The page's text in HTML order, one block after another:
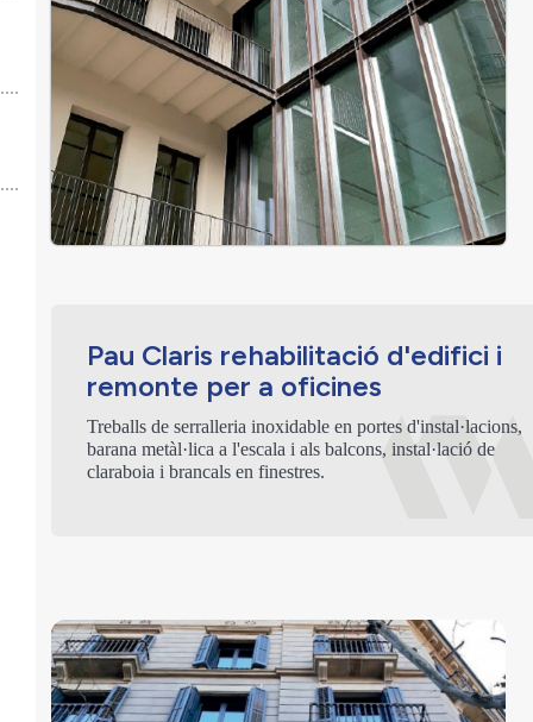
Pau Claris rehabilitació d'edifici i
remonte per a oficines
Treballs de serralleria inoxidable en portes d'instal·lacions,
barana metàl·lica a l'escala i als balcons, instal·lació de
claraboia i brancals en finestres.